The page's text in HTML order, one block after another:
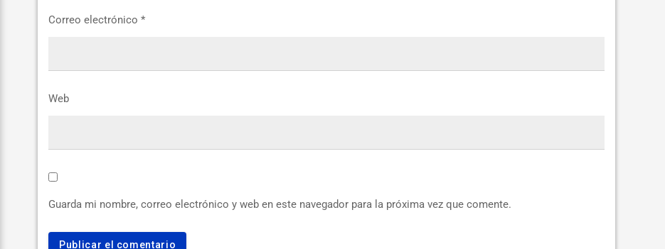
Correo electrónico *
Web
Guarda mi nombre, correo electrónico y web en este navegador para la próxima vez que comente.